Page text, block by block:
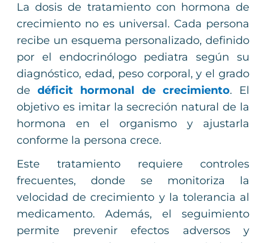
La dosis de tratamiento con hormona de
crecimiento no es universal. Cada persona
recibe un esquema personalizado, definido
por el endocrinólogo pediatra según su
diagnóstico, edad, peso corporal, y el grado
dedéficit hormonal de crecimiento. El
objetivo es imitar la secreción natural de la
hormona en el organismo y ajustarla
conforme la persona crece.
Este tratamiento requiere controles
frecuentes, donde se monitoriza la
velocidad de crecimiento y la tolerancia al
medicamento. Además, el seguimiento
permite prevenir efectos adversos y